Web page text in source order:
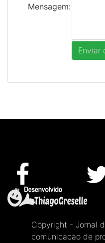
Mensagem:
Copyright - Jornal
comunicacao de